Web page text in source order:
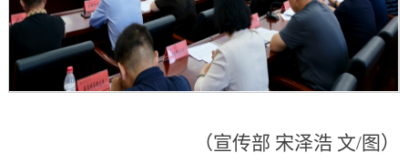
（宣传部 宋泽浩 文/图）